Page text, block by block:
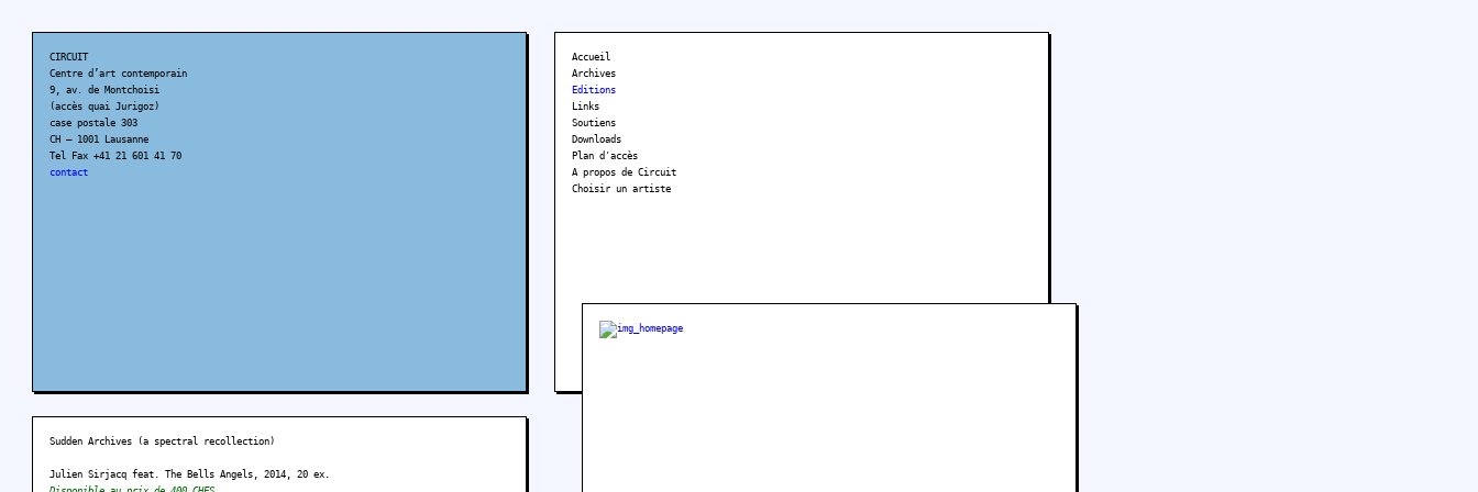
CIRCUIT
Centre d’art contemporain
9, av. de Montchoisi
(accès quai Jurigoz)
case postale 303
CH – 1001 Lausanne
Tel Fax +41 21 601 41 70
contact
Accueil
Archives
Editions
Links
Soutiens
Downloads
Plan d'accès
A propos de Circuit
Sudden Archives (a spectral recollection)
Julien Sirjacq feat. The Bells Angels, 2014, 20 ex.